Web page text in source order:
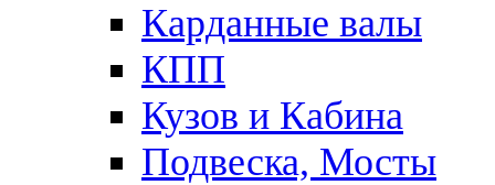
Карданные валы
КПП
Кузов и Кабина
Подвеска, Мосты